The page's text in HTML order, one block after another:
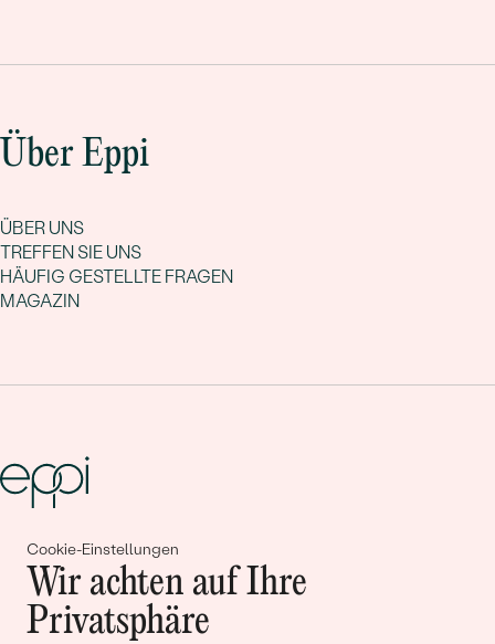
Cookie-Einstellungen
Wir achten auf Ihre
Privatsphäre
Über Eppi
ÜBER UNS
TREFFEN SIE UNS
HÄUFIG GESTELLTE FRAGEN
MAGAZIN
Gemeinsam erschaffen wir
Geschichten von Schönheit und